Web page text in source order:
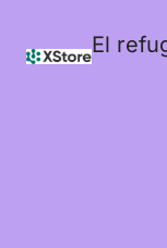
El